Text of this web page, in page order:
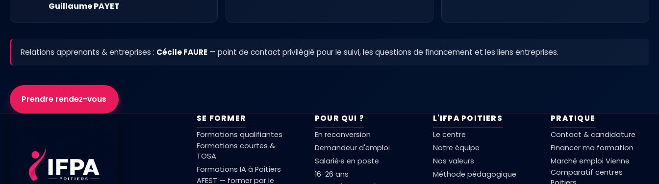
Guillaume PAYET
Relations apprenants & entreprises : Cécile FAURE — point de contact privilégié pour le suivi, les questions de financement et les liens entreprises.
Prendre rendez-vous
SE FORMER
Formations qualifiantes
Formations courtes &
TOSA
Formations IA à Poitiers
AFEST — former par le
POUR QUI ?
En reconversion
Demandeur d'emploi
Salarié·e en poste
16-26 ans
L'IFPA POITIERS
Le centre
Notre équipe
Nos valeurs
Méthode pédagogique
PRATIQUE
Contact & candidature
Financer ma formation
Marché emploi Vienne
Comparatif centres